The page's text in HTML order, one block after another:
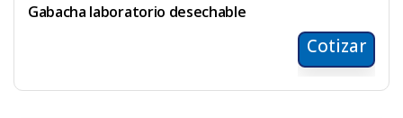
Gabacha laboratorio desechable
Cotizar